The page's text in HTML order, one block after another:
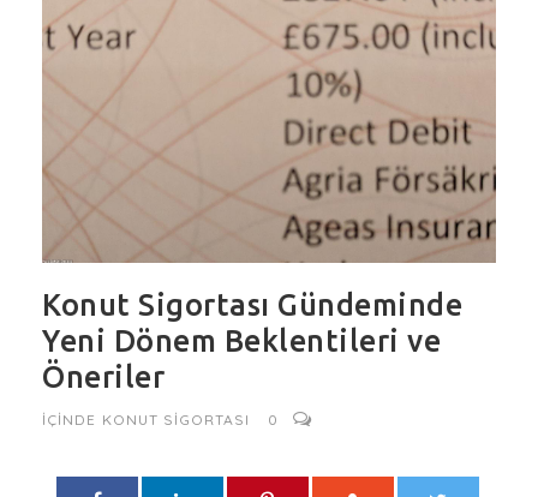
Konut Sigortası Gündeminde
Yeni Dönem Beklentileri ve
Öneriler
IÇINDE KONUT SIGORTASI 0